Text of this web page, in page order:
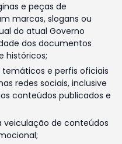
e peças de
marcas, slogans ou
do atual Governo
dos documentos
históricos;
e perfis oficiais
redes sociais, inclusive
conteúdos publicados e
veiculação de conteúdos